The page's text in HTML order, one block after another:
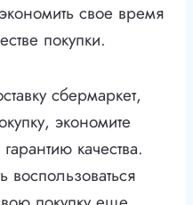
свое время
покупки.
сбермаркет,
экономите
качества.
воспользоваться